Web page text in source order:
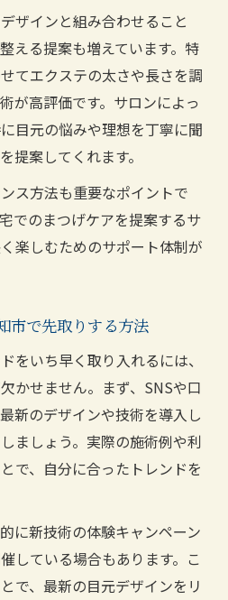
ザインと組み合わせること
える提案も増えています。特
てエクステの太さや長さを調
が高評価です。サロンによっ
目元の悩みや理想を丁寧に聞
提案してくれます。
ス方法も重要なポイントで
でのまつげケアを提案するサ
楽しむためのサポート体制が
市で先取りする方法
をいち早く取り入れるには、
かせません。まず、SNSや口
新のデザインや技術を導入し
ましょう。実際の施術例や利
で、自分に合ったトレンドを
に新技術の体験キャンペーン
している場合もあります。こ
で、最新の目元デザインをリ